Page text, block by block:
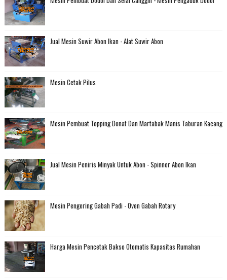
Jual Mesin Suwir Abon Ikan - Alat Suwir Abon
Mesin Cetak Pilus
Mesin Pembuat Topping Donat Dan Martabak Manis Taburan Kacang
Jual Mesin Peniris Minyak Untuk Abon - Spinner Abon Ikan
Mesin Pengering Gabah Padi - Oven Gabah Rotary
Harga Mesin Pencetak Bakso Otomatis Kapasitas Rumahan